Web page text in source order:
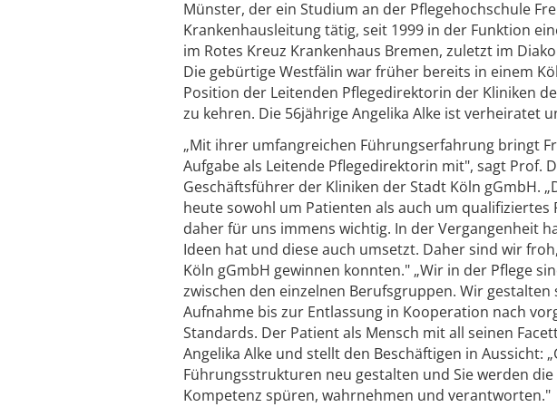
Münster, der ein Studium an der Pflegehochschule
Krankenhausleitung tätig, seit 1999 in der Funktion
im Rotes Kreuz Krankenhaus Bremen, zuletzt im
Die gebürtige Westfälin war früher bereits in einem
Position der Leitenden Pflegedirektorin der Kliniken
zu kehren. Die 56jährige Angelika Alke ist verheiratet
„Mit ihrer umfangreichen Führungserfahrung bringt
Aufgabe als Leitende Pflegedirektorin mit", sagt Prof.
Geschäftsführer der Kliniken der Stadt Köln gGmbH.
heute sowohl um Patienten als auch um
daher für uns immens wichtig. In der Vergangenheit
Ideen hat und diese auch umsetzt. Daher sind wir
Köln gGmbH gewinnen konnten." „Wir in der Pflege
zwischen den einzelnen Berufsgruppen. Wir
Aufnahme bis zur Entlassung in Kooperation nach
Standards. Der Patient als Mensch mit all seinen
Angelika Alke und stellt den Beschäftigen in Aussicht:
Führungsstrukturen neu gestalten und Sie werden
Kompetenz spüren, wahrnehmen und verantworten."